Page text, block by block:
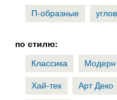
П-образные
по стилю:
Классика
Модерн
Хай-тек
Арт Деко